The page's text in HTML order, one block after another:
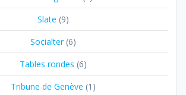
Slate (9)
Socialter(6)
Tables rondes (6)
Tribune de Genève (1)